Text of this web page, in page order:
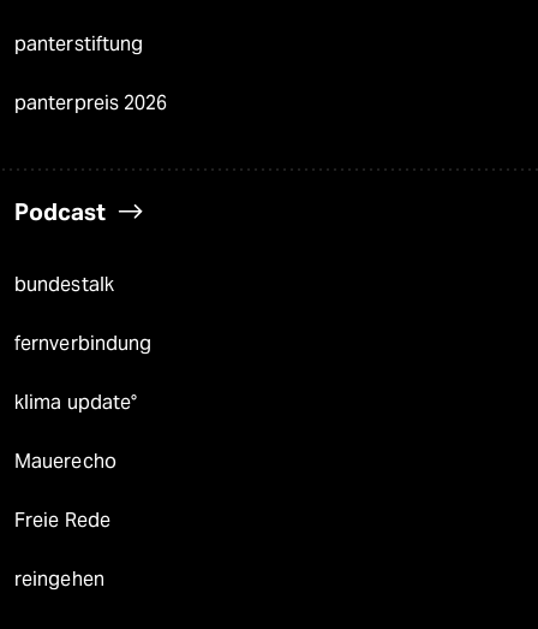
panterstiftung
panterpreis 2026
Podcast
bundestalk
fernverbindung
klima update°
Mauerecho
Freie Rede
reingehen